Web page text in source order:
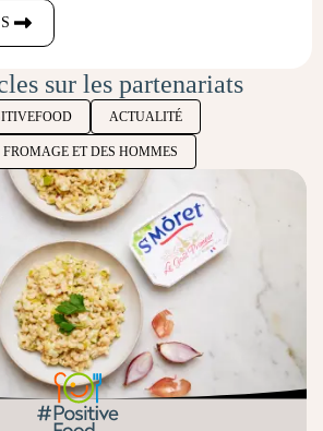
sur les partenariats
ACTUALITÉ
ET DES HOMMES